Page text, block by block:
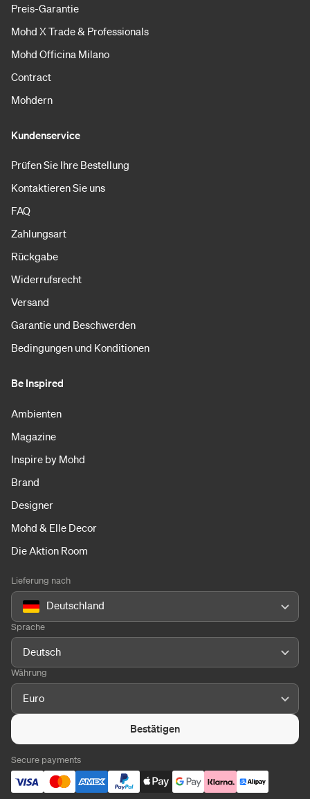
Preis-Garantie
Mohd X Trade & Professionals
Mohd Officina Milano
Contract
Mohdern
Kundenservice
Prüfen Sie Ihre Bestellung
Kontaktieren Sie uns
FAQ
Zahlungsart
Rückgabe
Widerrufsrecht
Versand
Garantie und Beschwerden
Bedingungen und Konditionen
Be Inspired
Ambienten
Magazine
Inspire by Mohd
Brand
Designer
Mohd & Elle Decor
Die Aktion Room
Lieferung nach
Deutschland
Sprache
Deutsch
Währung
Euro
Bestätigen
Secure payments